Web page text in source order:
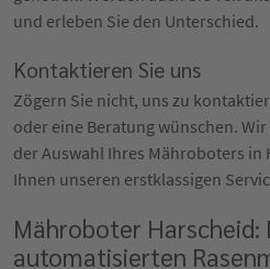
und erleben Sie den Unterschied.
Kontaktieren Sie uns
Zögern Sie nicht, uns zu
oder eine Beratung wünschen.
der Auswahl Ihres Mähroboters in
Ihnen unseren erstklassigen
Mähroboter Harscheid:
automatisierten